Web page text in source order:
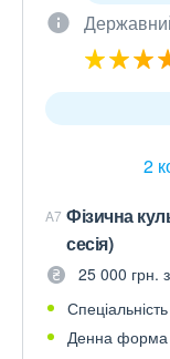
2
A7 Фізична
сесія)
25 000 грн.
Денна форма